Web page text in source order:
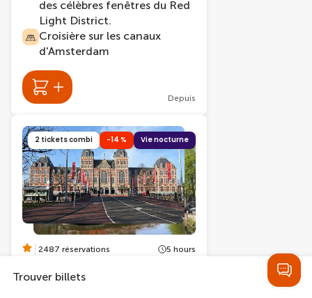
des célèbres fenêtres du Red
Light District.
Croisière sur les canaux
d'Amsterdam
Depuis
2 tickets combi -14 % Vie nocturne
2487 réservations 5 hours
Rijksmuseum + Croisière
Trouver billets